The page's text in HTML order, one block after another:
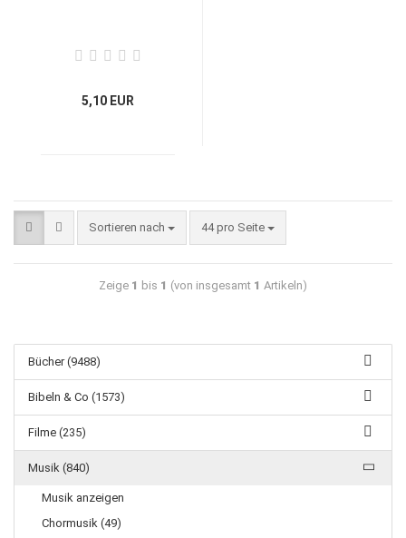
5,10 EUR
Sortieren nach 44 pro Seite
Zeige 1 bis 1 (von insgesamt 1 Artikeln)
Bücher (9488)
Bibeln & Co (1573)
Filme (235)
Musik (840)
Musik anzeigen
Chormusik (49)